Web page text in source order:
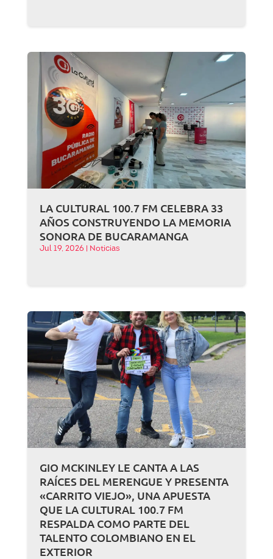
LA CULTURAL 100.7 FM CELEBRA 33
AÑOS CONSTRUYENDO LA MEMORIA
SONORA DE BUCARAMANGA
Jul 19, 2026 Noticias
GIO MCKINLEY LE CANTA A LAS
RAÍCES DEL MERENGUE Y PRESENTA
«CARRITO VIEJO», UNA APUESTA
QUE LA CULTURAL 100.7 FM
RESPALDA COMO PARTE DEL
TALENTO COLOMBIANO EN EL
EXTERIOR